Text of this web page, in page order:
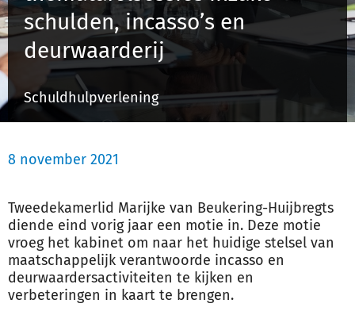
Inloggen
Registreren
schulden, incasso’s en
deurwaarderij
Schuldhulpverlening
8 november 2021
Tweedekamerlid Marijke van Beukering-Huijbregts
diende eind vorig jaar een motie in. Deze motie
vroeg het kabinet om naar het huidige stelsel van
maatschappelijk verantwoorde incasso en
deurwaardersactiviteiten te kijken en
verbeteringen in kaart te brengen.